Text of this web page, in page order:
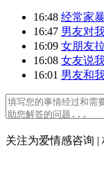
16:48 经常家
16:47 男友对
16:09 女朋友
16:08 女友说
16:01 男友和
关注为爱情感咨询